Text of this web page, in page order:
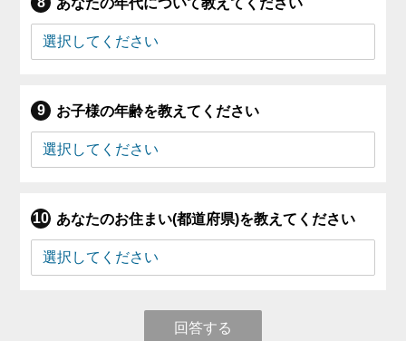
お子様の年齢を教えてください
あなたのお住まい(都道府県)を教えてください
回答する